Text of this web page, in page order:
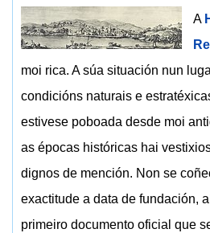
A
moi rica. A súa situación nun
condicións naturais e
estivese poboada desde moi
as épocas históricas hai
dignos de mención. Non se
exactitude a data de fundación,
primeiro documento oficial que